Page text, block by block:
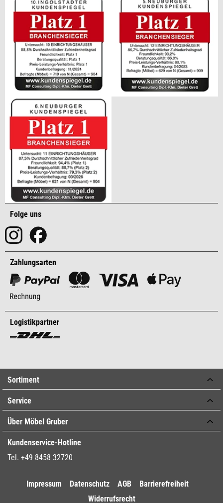
Folge uns
Zahlungsarten
Logistikpartner
Sortiment
Service
Über Möbel Gruber
Kundenservice-Hotline
Tel. +49 8458 32720
Impressum Datenschutz AGB
Barrierefreiheit
Widerrufsrecht